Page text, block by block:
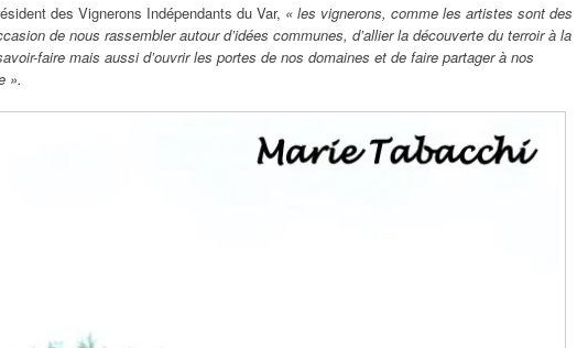
des Vignerons Indépendants du Var, « les vignerons, comme les artistes sont des
de nous rassembler autour d’idées communes, d’allier la découverte du terroir à la
faire mais aussi d’ouvrir les portes de nos domaines et de faire partager à nos
».